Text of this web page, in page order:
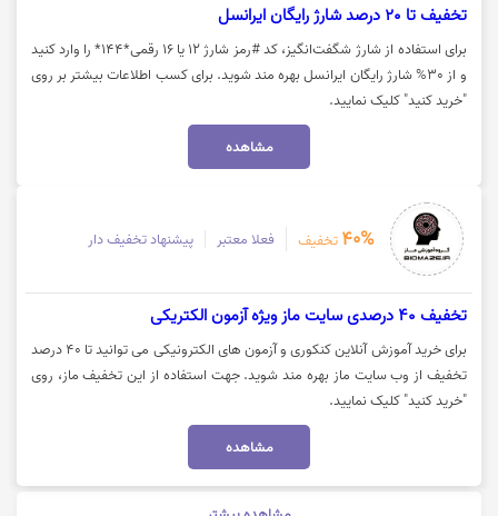
تخفیف تا 20 درصد شارژ رایگان ایرانسل
برای استفاده از شارژ شگفت‌انگیز، کد #رمز شارژ ۱۲ یا ۱۶ رقمی*۱۴۴* را وارد کنید
و از 30% شارژ رایگان ایرانسل بهره مند شوید. برای کسب اطلاعات بیشتر بر روی
"خرید کنید" کلیک نمایید.
مشاهده
40% تخفیف فعلا معتبر پیشنهاد تخفیف دار
تخفیف 40 درصدی سایت ماز ویژه آزمون الکتریکی
برای خرید آموزش آنلاین کنکوری و آزمون های الکترونیکی می توانید تا 40 درصد
تخفیف از وب سایت ماز بهره مند شوید. جهت استفاده از این تخفیف ماز، روی
"خرید کنید" کلیک نمایید.
مشاهده